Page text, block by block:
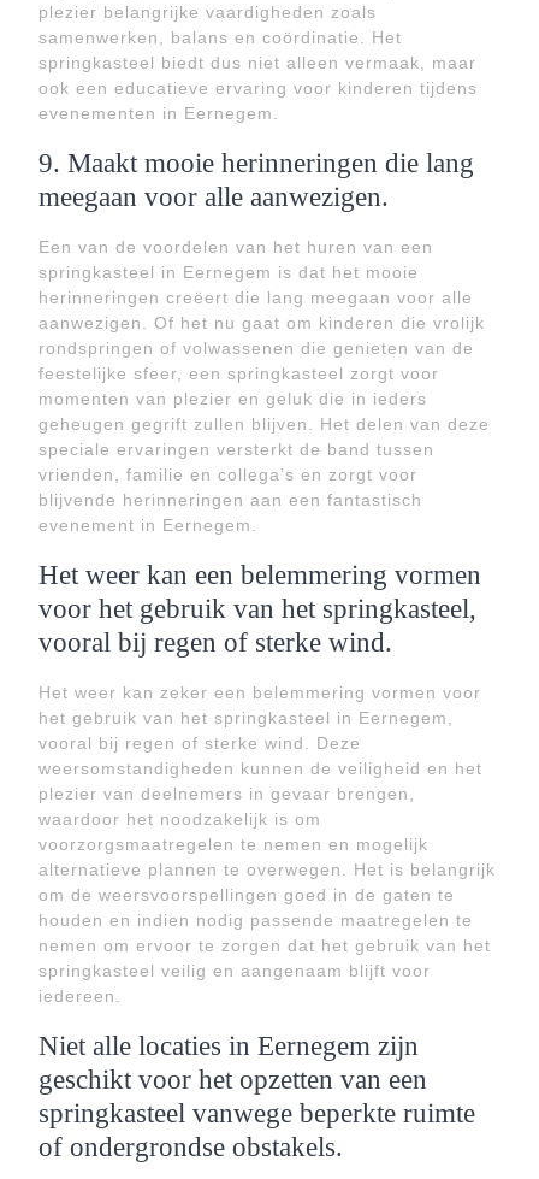
plezier belangrijke vaardigheden zoals
samenwerken, balans en coördinatie. Het
springkasteel biedt dus niet alleen vermaak, maar
ook een educatieve ervaring voor kinderen tijdens
evenementen in Eernegem.
9. Maakt mooie herinneringen die lang
meegaan voor alle aanwezigen.
Een van de voordelen van het huren van een
springkasteel in Eernegem is dat het mooie
herinneringen creëert die lang meegaan voor alle
aanwezigen. Of het nu gaat om kinderen die vrolijk
rondspringen of volwassenen die genieten van de
feestelijke sfeer, een springkasteel zorgt voor
momenten van plezier en geluk die in ieders
geheugen gegrift zullen blijven. Het delen van deze
speciale ervaringen versterkt de band tussen
vrienden, familie en collega’s en zorgt voor
blijvende herinneringen aan een fantastisch
evenement in Eernegem.
Het weer kan een belemmering vormen
voor het gebruik van het springkasteel,
vooral bij regen of sterke wind.
Het weer kan zeker een belemmering vormen voor
het gebruik van het springkasteel in Eernegem,
vooral bij regen of sterke wind. Deze
weersomstandigheden kunnen de veiligheid en het
plezier van deelnemers in gevaar brengen,
waardoor het noodzakelijk is om
voorzorgsmaatregelen te nemen en mogelijk
alternatieve plannen te overwegen. Het is belangrijk
om de weersvoorspellingen goed in de gaten te
houden en indien nodig passende maatregelen te
nemen om ervoor te zorgen dat het gebruik van het
springkasteel veilig en aangenaam blijft voor
iedereen.
Niet alle locaties in Eernegem zijn
geschikt voor het opzetten van een
springkasteel vanwege beperkte ruimte
of ondergrondse obstakels.